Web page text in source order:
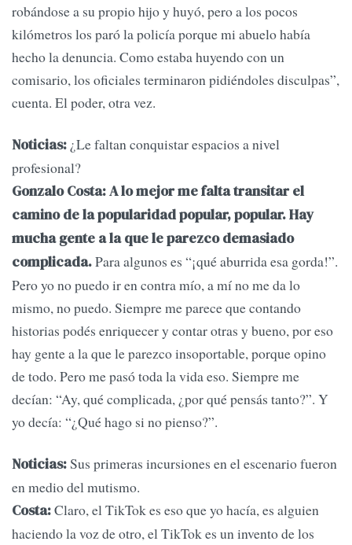
robándose a su propio hijo y huyó, pero a los pocos
kilómetros los paró la policía porque mi abuelo había
hecho la denuncia. Como estaba huyendo con un
comisario, los oficiales terminaron pidiéndoles disculpas”,
cuenta. El poder, otra vez.
Noticias: ¿Le faltan conquistar espacios a nivel
profesional?
Gonzalo Costa: A lo mejor me falta transitar el
camino de la popularidad popular, popular. Hay
mucha gente a la que le parezco demasiado
complicada.Para algunos es “¡qué aburrida esa gorda!”.
Pero yo no puedo ir en contra mío, a mí no me da lo
mismo, no puedo. Siempre me parece que contando
historias podés enriquecer y contar otras y bueno, por eso
hay gente a la que le parezco insoportable, porque opino
de todo. Pero me pasó toda la vida eso. Siempre me
decían: “Ay, qué complicada, ¿por qué pensás tanto?”. Y
yo decía: “¿Qué hago si no pienso?”.
Noticias:Sus primeras incursiones en el escenario fueron
en medio del mutismo.
Costa:Claro, el TikTok es eso que yo hacía, es alguien
haciendo la voz de otro, el TikTok es un invento de los